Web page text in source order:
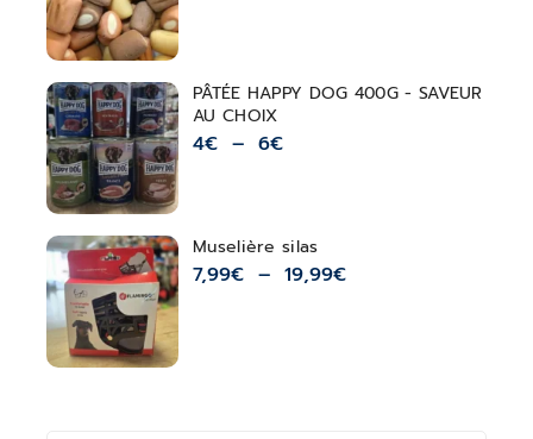
PÂTÉE HAPPY DOG 400G - SAVEUR
AU CHOIX
4€ – 6€
Muselière silas
7,99€ – 19,99€